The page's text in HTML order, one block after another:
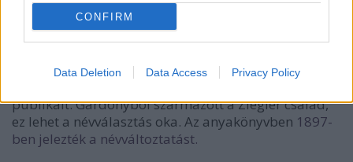
CONFIRM
Data Deletion Data Access Privacy Policy
Igen, Ziegler Géza, mert a Gárdonyi csak egy felvett
név, mely nevet a Füllentőben megjelent írása miatt
hogy Gárdonyi Z. Géza. Majd a Z-t is elhagyta, s a
publikált. Gárdonyból származott a Ziegler család,
ez lehet a névválasztás oka. Az anyakönyvben 1897-
ben jelezték a névváltoztatást.